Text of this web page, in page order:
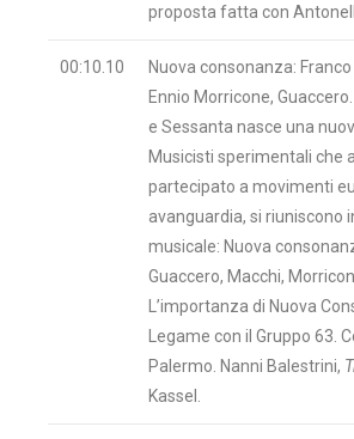
proposta fatta con
00:10.10
Nuova consonanza:
Ennio Morricone,
e Sessanta nasce una
Musicisti sperimentali che
partecipato a movimenti
avanguardia, si riuniscono
musicale: Nuova
Guaccero, Macchi,
L’importanza di Nuova
Legame con il Gruppo 63.
Palermo. Nanni Balestrini,
Kassel.